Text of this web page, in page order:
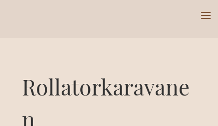
Rollatorkaravane
n